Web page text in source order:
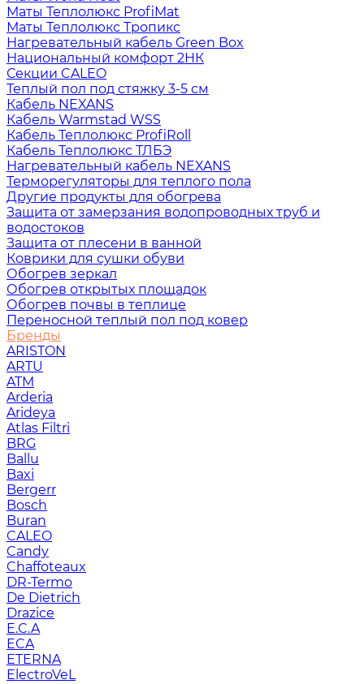
Маты Теплолюкс ProfiMat
Маты Теплолюкс Тропикс
Нагревательный кабель Green Box
Национальный комфорт 2НК
Секции CALEO
Теплый пол под стяжку 3-5 см
Кабель NEXANS
Кабель Warmstad WSS
Кабель Теплолюкс ProfiRoll
Кабель Теплолюкс ТЛБЭ
Нагревательный кабель NEXANS
Терморегуляторы для теплого пола
Другие продукты для обогрева
Защита от замерзания водопроводных труб и
водостоков
Защита от плесени в ванной
Коврики для сушки обуви
Обогрев зеркал
Обогрев открытых площадок
Обогрев почвы в теплице
Переносной теплый пол под ковер
Бренды
ARISTON
ARTU
ATM
Arderia
Arideya
Atlas Filtri
BRG
Ballu
Baxi
Bergerr
Bosch
Buran
CALEO
Candy
Chaffoteaux
DR-Termo
De Dietrich
Drazice
E.C.A
ECA
ETERNA
ElectroVeL